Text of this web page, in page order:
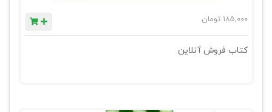
185,000 تومان
کتاب فروش آنلاین